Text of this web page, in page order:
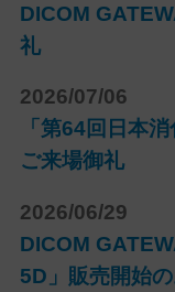
DICOM
礼
2026/07/06
「第64回日本
ご来場御礼
2026/06/29
DICOM
5D」販売開始